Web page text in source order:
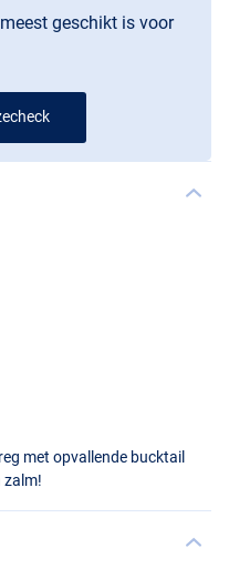
geschikt is voor
met opvallende bucktail
zalm!